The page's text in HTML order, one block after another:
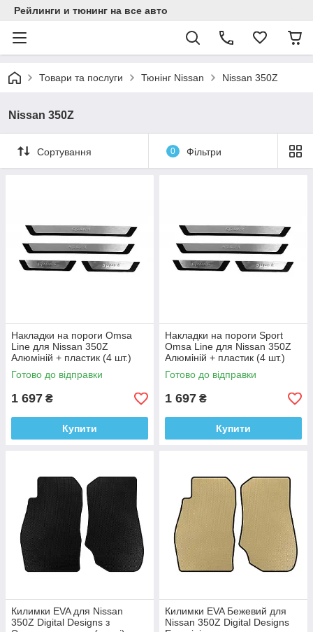
Рейлинги и тюнинг на все авто
Товари та послуги Тюнінг Nissan Nissan 350Z
Nissan 350Z
Сортування 0 Фільтри
Накладки на пороги Omsa
Line для Nissan 350Z
Алюміній + пластик (4 шт.)
Готово до відправки
1 697 ₴
Купити
Накладки на пороги Sport
Omsa Line для Nissan 350Z
Алюміній + пластик (4 шт.)
Готово до відправки
1 697 ₴
Купити
Килимки EVA для Nissan
350Z Digital Designs з
Килимки EVA Бежевий для
Nissan 350Z Digital Designs